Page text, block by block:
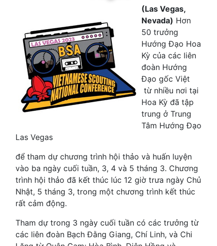
(Las Vegas,
Nevada) Hơn
50 trưởng
Hướng Đạo Hoa
Kỳ của các liên
đoàn Hướng
Đạo gốc Việt
từ nhiều nơi tại
Hoa Kỳ đã tập
trung ở Trung
Tâm Hướng Đạo
Las Vegas
để tham dự chương trình hội thảo và huấn luyện
vào ba ngày cuối tuần, 3, 4 và 5 tháng 3. Chương
trình hội thảo đã kết thúc lúc 12 giờ trưa ngày Chủ
Nhật, 5 tháng 3, trong một chương trình kết thúc
rất cảm động.
Tham dự trong 3 ngày cuối tuần có các trưởng từ
các liên đoàn Bạch Đằng Giang, Chí Linh, và Chi